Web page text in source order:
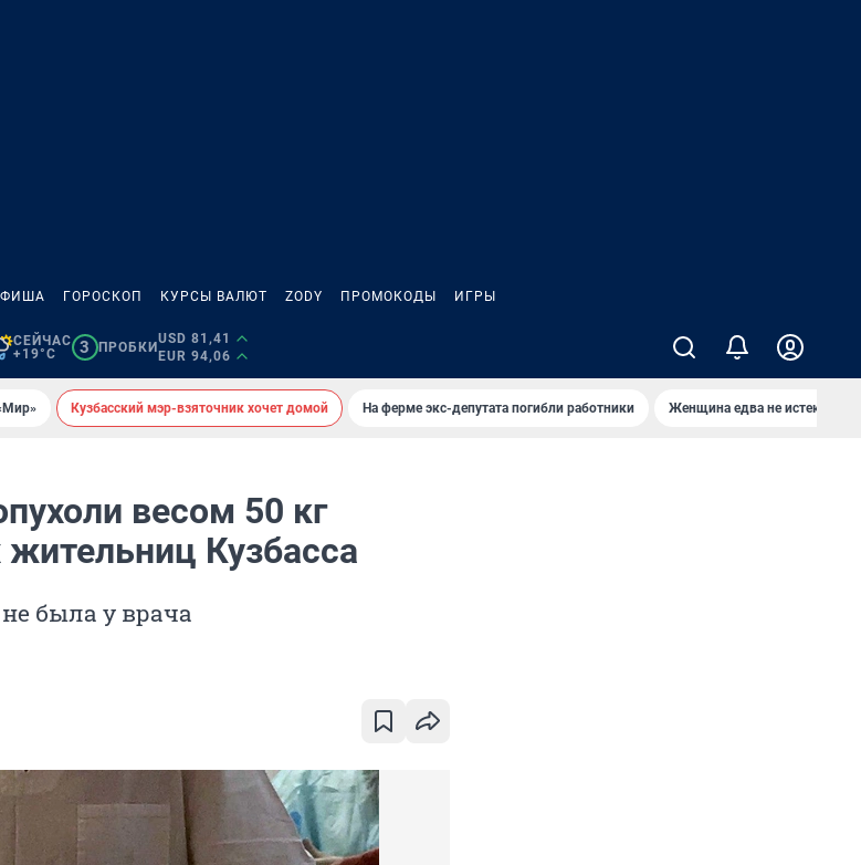
ГОРОСКОП КУРСЫ ВАЛЮТ ZODY ПРОМОКОДЫ ИГРЫ
СЕЙЧАС
+19°C
3 ПРОБКИ
USD 81,41
EUR 94,06
Кузбасский мэр-взяточник хочет домой На ферме экс-депутата погибли работники Женщина едва не истекла
весом 50 кг
Кузбасса
была у врача